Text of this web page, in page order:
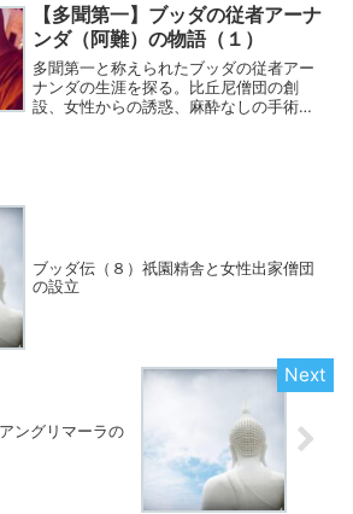
【多聞第一】ブッダの従者アーナ
ンダ（阿難）の物語（１）
多聞第一と称えられたブッダの従者アー
ナンダの生涯を探る。比丘尼僧団の創
設、女性からの誘惑、麻酔なしの手術ま
ブッダ伝（８）祇園精舎と女性出家僧団
の設立
ングリマーラの